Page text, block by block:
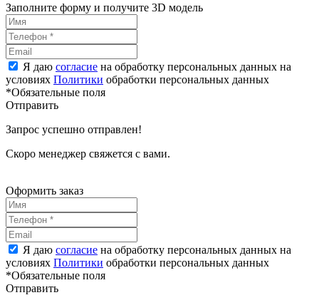
Заполните форму и получите 3D модель
Я даю согласие на обработку персональных данных на
условиях Политики обработки персональных данных
*Обязательные поля
Отправить
Запрос успешно отправлен!
Скоро менеджер свяжется с вами.
Оформить заказ
Я даю согласие на обработку персональных данных на
условиях Политики обработки персональных данных
*Обязательные поля
Отправить